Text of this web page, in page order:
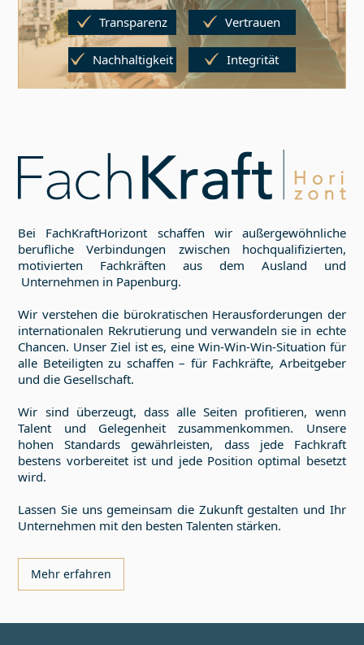
Bei FachKraftHorizont schaffen wir außergewöhnliche
berufliche Verbindungen zwischen hochqualifizierten,
motivierten Fachkräften aus dem Ausland und
Unternehmen in Papenburg.
Wir verstehen die bürokratischen Herausforderungen der
internationalen Rekrutierung und verwandeln sie in echte
Chancen. Unser Ziel ist es, eine Win-Win-Win-Situation für
alle Beteiligten zu schaffen – für Fachkräfte, Arbeitgeber
und die Gesellschaft.
Wir sind überzeugt, dass alle Seiten profitieren, wenn
Talent und Gelegenheit zusammenkommen. Unsere
hohen Standards gewährleisten, dass jede Fachkraft
bestens vorbereitet ist und jede Position optimal besetzt
wird.
Lassen Sie uns gemeinsam die Zukunft gestalten und Ihr
Unternehmen mit den besten Talenten stärken.
Mehr erfahren
Transparenz Vertrauen
Nachhaltigkeit Integrität